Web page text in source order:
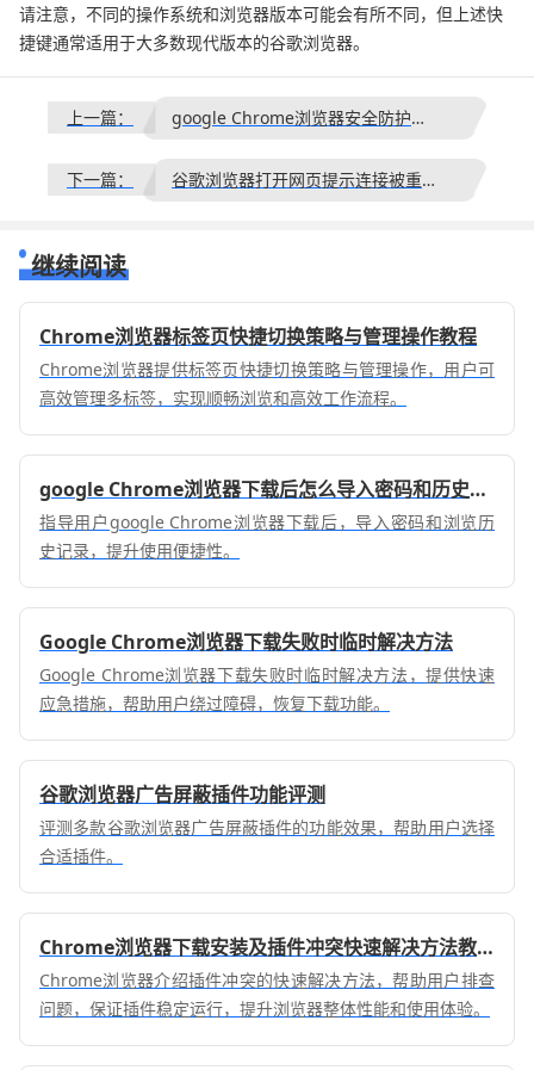
请注意，不同的操作系统和浏览器版本可能会有所不同，但上述快
捷键通常适用于大多数现代版本的谷歌浏览器。
上一篇： google Chrome浏览器安全防护操作全解析
下一篇： 谷歌浏览器打开网页提示连接被重置怎么办
继续阅读
Chrome浏览器标签页快捷切换策略与管理操作教程
Chrome浏览器提供标签页快捷切换策略与管理操作，用户可
高效管理多标签，实现顺畅浏览和高效工作流程。
google Chrome浏览器下载后怎么导入密码和历史记录
指导用户google Chrome浏览器下载后，导入密码和浏览历
史记录，提升使用便捷性。
Google Chrome浏览器下载失败时临时解决方法
Google Chrome浏览器下载失败时临时解决方法，提供快速
应急措施，帮助用户绕过障碍，恢复下载功能。
谷歌浏览器广告屏蔽插件功能评测
评测多款谷歌浏览器广告屏蔽插件的功能效果，帮助用户选择
合适插件。
Chrome浏览器下载安装及插件冲突快速解决方法教程
Chrome浏览器介绍插件冲突的快速解决方法，帮助用户排查
问题，保证插件稳定运行，提升浏览器整体性能和使用体验。